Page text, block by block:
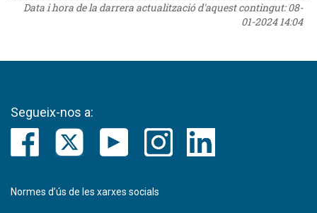
Data i hora de la darrera actualització d'aquest contingut:08-
01-2024 14:04
Segueix-nos a:
Normes d’ús de les xarxes socials